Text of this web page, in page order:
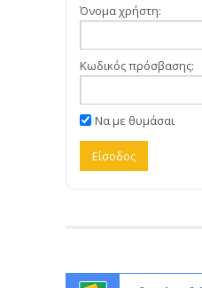
Όνομα χρήστη:
Κωδικός πρόσβασης:
Να με θυμάσαι